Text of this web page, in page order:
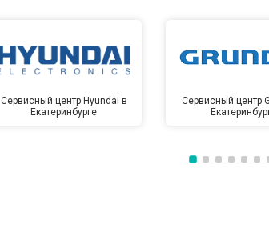
Сервисный центр Hyundai в
Екатеринбурге
Сервисный центр